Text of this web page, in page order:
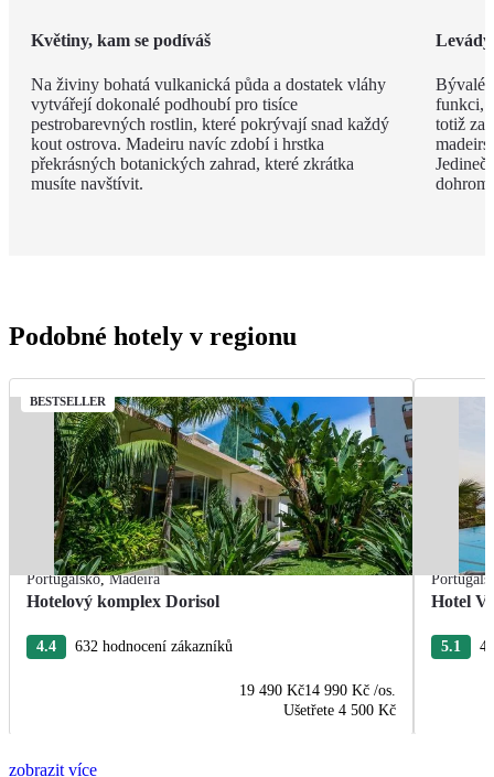
Květiny, kam se podíváš
Na živiny bohatá vulkanická půda a dostatek vláhy
vytvářejí dokonalé podhoubí pro tisíce
pestrobarevných rostlin, které pokrývají snad každý
kout ostrova. Madeiru navíc zdobí i hrstka
překrásných botanických zahrad, které zkrátka
musíte navštívit.
Levády
Bývalé
funkci,
totiž
Podobné hotely v regionu
BESTSELLER
Portugalsko,Madeira
Hotelový komplex Dorisol
4.4 632 hodnocení zákazníků
19 490 Kč14 990 Kč /os.
Ušetřete 4 500 Kč
Hotel
5.1
zobrazit více